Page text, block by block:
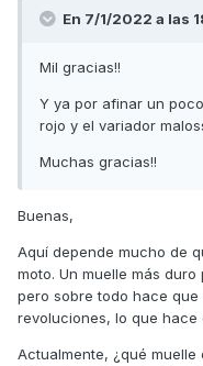
En 7/1/2022 a las
Mil gracias!!
Y ya por afinar un
rojo y el variador
Muchas gracias!!
Buenas,
Aquí depende mucho de
moto. Un muelle más
pero sobre todo hace que
revoluciones, lo que hace
Actualmente, ¿qué